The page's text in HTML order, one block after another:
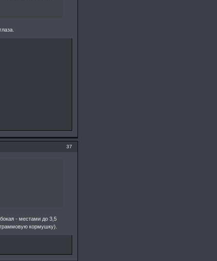
37
- местами до 3,5
кормушку).